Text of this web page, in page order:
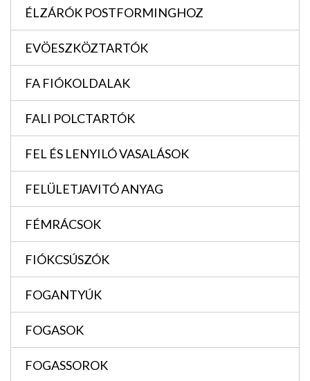
ÉLZÁRÓK POSTFORMINGHOZ
EVÖESZKÖZTARTÓK
FA FIÓKOLDALAK
FALI POLCTARTÓK
FEL ÉS LENYILÓ VASALÁSOK
FELÜLETJAVITÓ ANYAG
FÉMRÁCSOK
FIÓKCSÚSZÓK
FOGANTYÚK
FOGASOK
FOGASSOROK